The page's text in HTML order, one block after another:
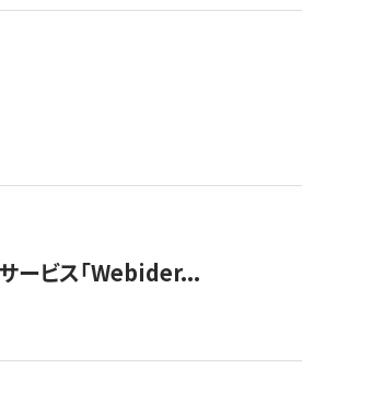
ービス「Webider...